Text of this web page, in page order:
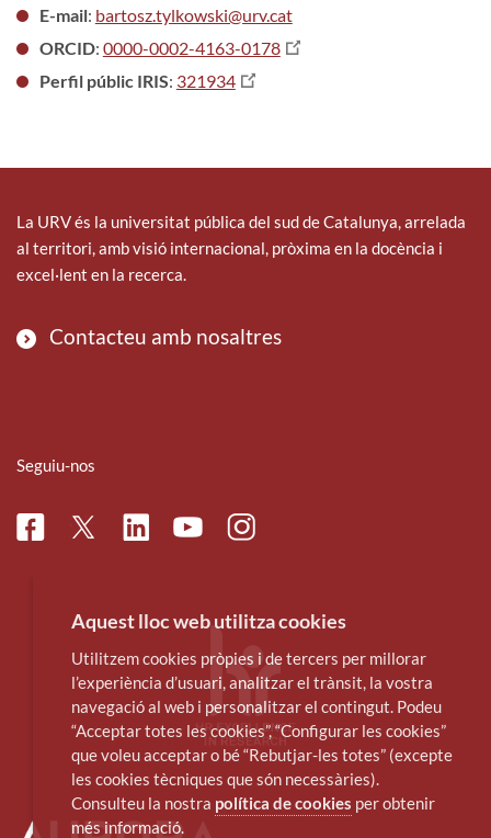
E-mail: bartosz.tylkowski@urv.cat
ORCID: 0000-0002-4163-0178
Perfil públic IRIS: 321934
La URV és la universitat pública del sud de Catalunya, arrelada
al territori, amb visió internacional, pròxima en la docència i
excel·lent en la recerca.
Contacteu amb nosaltres
Seguiu-nos
FacebookTwitterLinkedinYoutubeInstagram
Aquest lloc web utilitza cookies
Utilitzem cookies pròpies i de tercers per millorar
l’experiència d’usuari, analitzar el trànsit, la vostra
navegació al web i personalitzar el contingut. Podeu
“Acceptar totes les cookies”, “Configurar les cookies”
que voleu acceptar o bé “Rebutjar-les totes” (excepte
les cookies tècniques que són necessàries).
Consulteu la nostra política de cookies per obtenir
més informació.